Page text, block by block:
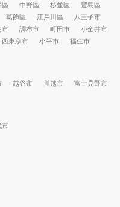
區 中野區 杉並區
豐島區
葛飾區 江戶川區
八王子市
市 調布市 町田市
小金井市
西東京市 小平市
福生市
越谷市 川越市
富士見野市
市